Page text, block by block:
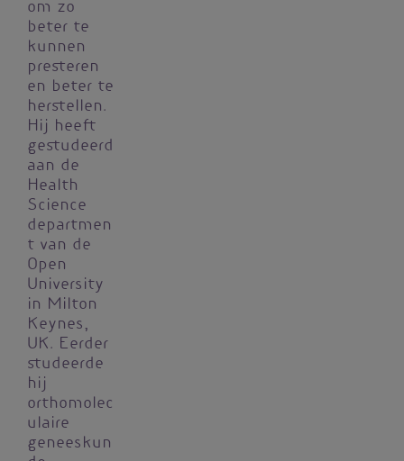
om zo
beter te
kunnen
presteren
en beter te
herstellen.
Hij heeft
gestudeerd
aan de
Health
Science
departmen
t van de
Open
University
in Milton
Keynes,
UK. Eerder
studeerde
hij
orthomolec
ulaire
geneeskun